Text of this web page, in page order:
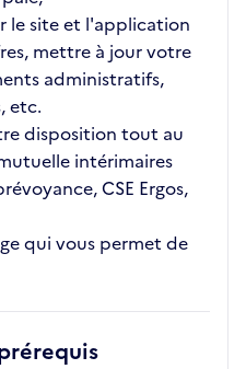
le site et l'application
mettre à jour votre
administratifs,
etc.
disposition tout au
intérimaires
CSE Ergos,
qui vous permet de